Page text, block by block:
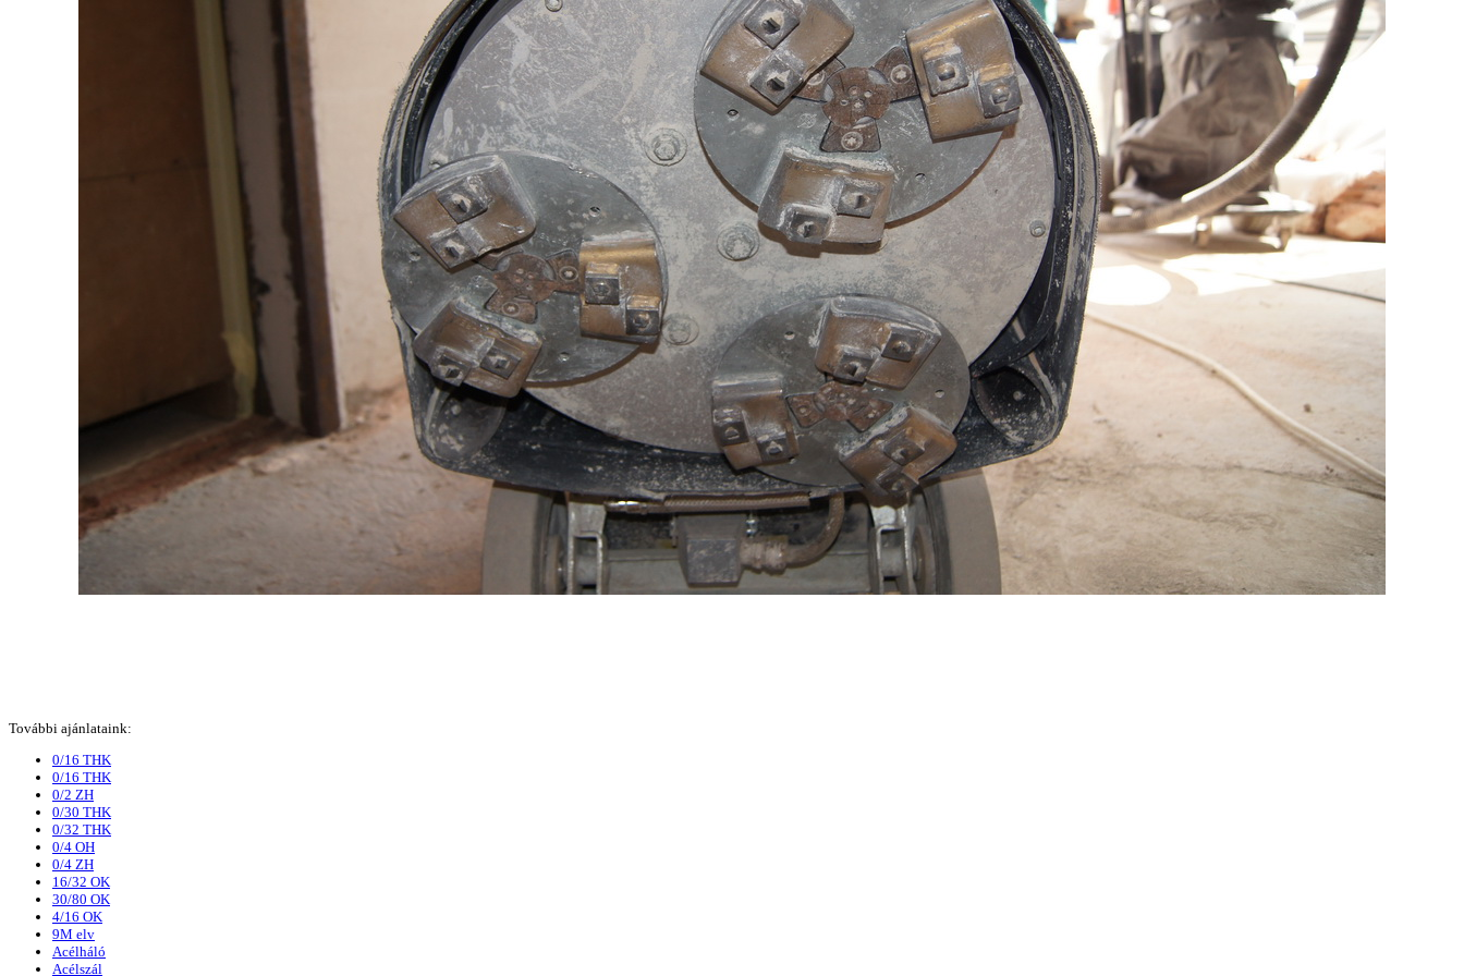
További ajánlataink:
0/16 THK
0/16 THK
0/2 ZH
0/30 THK
0/32 THK
0/4 OH
0/4 ZH
16/32 OK
30/80 OK
4/16 OK
9M elv
Acélháló
Acélszál